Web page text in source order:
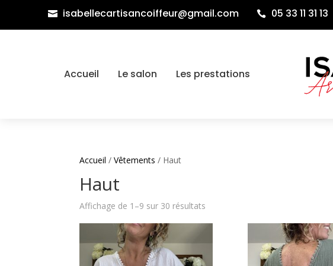
 isabellecartisancoiffeur@gmail.com  05 33 11 31 13
Accueil Le salon Les prestations
Accueil /Vêtements / Haut
Haut
Affichage de 1–9 sur 30 résultats